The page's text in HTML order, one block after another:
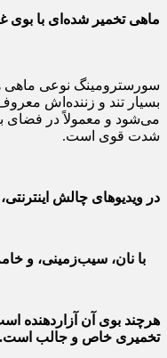
ماهی تخمیر شده‌ای با بوی
سورسترومینگ نوعی ماهی
بسیار تند و زننده‌اش
می‌شود و معمولاً در
شدت قوی است.
در ویدیوهای چالش
با نان، سیب‌زمینی، و
هرچند بوی آن آزاردهنده
تخمیری خاص و جالب است.